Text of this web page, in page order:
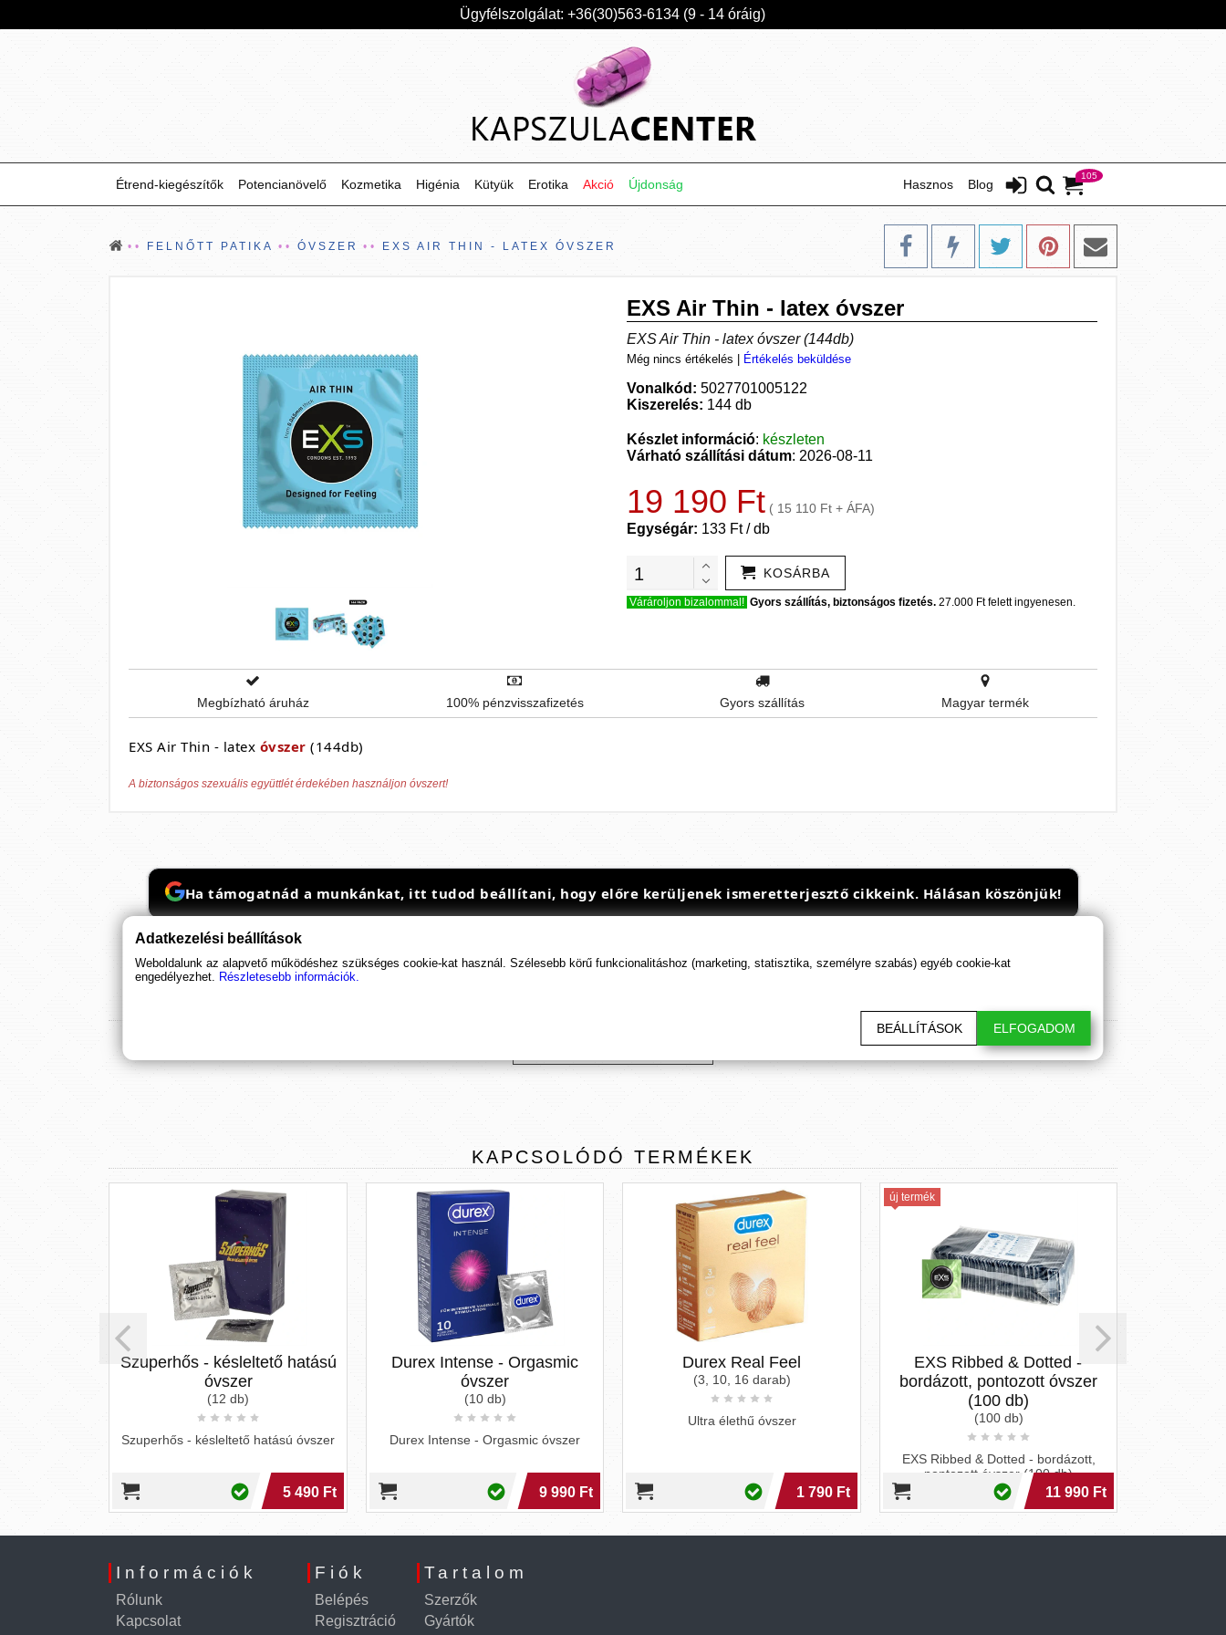
Ügyfélszolgálat: +36(30)563-6134 (9 - 14 óráig)
105
Étrend-kiegészítők Blog
Potencianövelő Hasznos
Kozmetika Higénia Kütyük Erotika Akció Újdonság
FELNŐTT PATIKA ÓVSZER EXS AIR THIN - LATEX ÓVSZER
EXS Air Thin - latex óvszer
EXS Air Thin - latex óvszer (144db)
Még nincs értékelés Értékelés beküldése
Vonalkód: 5027701005122
Kiszerelés: 144 db
Készlet információ: készleten
Várható szállítási dátum: 2026-08-11
19 190 Ft ( 15 110 Ft + ÁFA)
Egységár: 133 Ft / db
KOSÁRBA
Várároljon bizalommal! Gyors szállítás, biztonságos fizetés. 27.000 Ft felett ingyenesen.
Megbízható áruház 100% pénzvisszafizetés Gyors szállítás Magyar termék
EXS Air Thin - latex óvszer (144db)
A biztonságos szexuális együttlét érdekében használjon óvszert!
Ha támogatnád a munkánkat, itt tudod beállítani, hogy előre kerüljenek ismeretterjesztő cikkeink. Hálásan köszönjük!
KAPCSOLÓDÓ TERMÉKEK
Szuperhős - késleltető hatású
óvszer
(12 db)
Szuperhős - késleltető hatású óvszer
5 490 Ft
Durex Intense - Orgasmic
óvszer
(10 db)
Durex Intense - Orgasmic óvszer
9 990 Ft
Durex Real Feel
(3, 10, 16 darab)
Ultra élethű óvszer
1 790 Ft
új termék
EXS Ribbed & Dotted -
bordázott, pontozott óvszer
(100 db)
(100 db)
EXS Ribbed & Dotted - bordázott,
pontozott óvszer (100 db)
11 990 Ft
Információk
Rólunk
Kapcsolat
Fiók
Belépés
Regisztráció
Tartalom
Szerzők
Gyártók
Adatkezelési beállítások
Weboldalunk az alapvető működéshez szükséges cookie-kat használ. Szélesebb körű funkcionalitáshoz (marketing, statisztika, személyre szabás) egyéb cookie-kat
engedélyezhet. Részletesebb információk.
BEÁLLÍTÁSOK ELFOGADOM